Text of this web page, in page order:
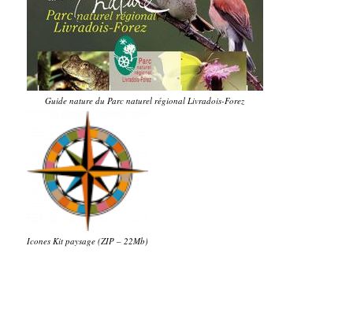
Guide nature du Parc naturel régional Livradois-Forez
Icones Kit paysage (ZIP – 22Mb)